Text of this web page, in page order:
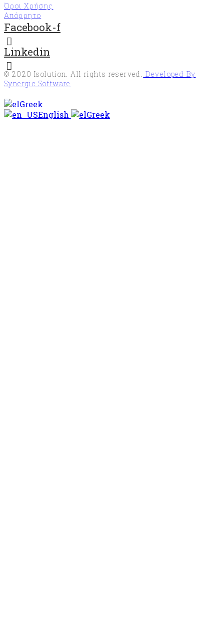
Όροι Χρήσης
Απόρρητο
Facebook-f
Linkedin
© 2020 Isolution . All rights reserved.
Developed By
Synergic Software
Greek
English
Greek